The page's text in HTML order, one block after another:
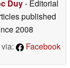
Duy- Editorial
published
2008
Facebook